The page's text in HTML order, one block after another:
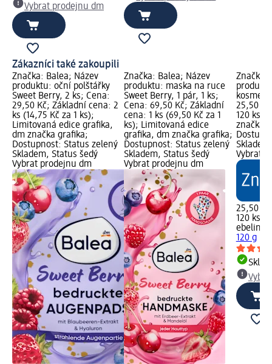
Vybrat prodejnu dm
Zákazníci také zakoupili
Značka: Balea; Název
produktu: oční polštářky
Sweet Berry, 2 ks; Cena:
29,50 Kč; Základní cena: 2
ks (14,75 Kč za 1 ks);
Limitovaná edice grafika,
dm značka grafika;
Dostupnost: Status zelený
Skladem, Status šedý
Vybrat prodejnu dm
Značka: Balea; Název
produktu: maska na ruce
Sweet Berry, 1 pár, 1 ks;
Cena: 69,50 Kč; Základní
cena: 1 ks (69,50 Kč za 1
ks); Limitovaná edice
grafika, dm značka grafika;
Dostupnost: Status zelený
Skladem, Status šedý
Vybrat prodejnu dm
Značka:
25,50
120 ks
značka
Vybrat
25,50 Kč
120 ks
ebelin
120 g